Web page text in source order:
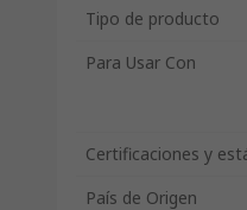
Tipo de producto
Para Usar Con
Certificaciones y
País de Origen